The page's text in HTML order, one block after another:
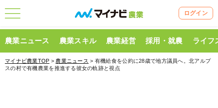
ログイン
農業ニュース 農業スキル 農業経営 採用・就農 ライフ
マイナビ農業TOP > 農業ニュース > 有機給食を公約に28歳で地方議員へ。北アルプ
スの村で有機農業を推進する彼女の軌跡と視点